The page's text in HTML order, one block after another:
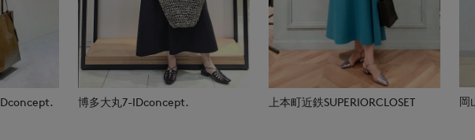
博多大丸7-IDconcept. 上本町近鉄SUPERIORCLOSET 岡